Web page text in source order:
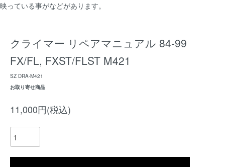
映っている事がなどがあります。
クライマー リペアマニュアル 84-99
FX/FL, FXST/FLST M421
SZ DRA-M421
お取り寄せ商品
11,000円(税込)